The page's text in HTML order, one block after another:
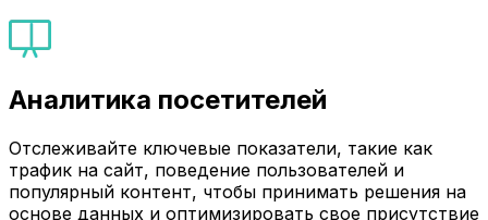
Аналитика посетителей
Отслеживайте ключевые показатели, такие как
трафик на сайт, поведение пользователей и
популярный контент, чтобы принимать решения на
основе данных и оптимизировать свое присутствие